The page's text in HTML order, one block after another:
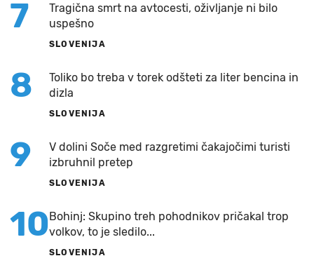
7
Tragična smrt na avtocesti, oživljanje ni bilo
uspešno
SLOVENIJA
8
Toliko bo treba v torek odšteti za liter bencina in
dizla
SLOVENIJA
9
V dolini Soče med razgretimi čakajočimi turisti
izbruhnil pretep
SLOVENIJA
10Bohinj: Skupino treh pohodnikov pričakal trop
volkov, to je sledilo...
SLOVENIJA